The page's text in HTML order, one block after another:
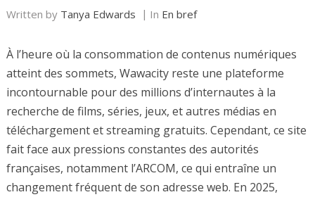
Written by Tanya Edwards In En bref
À l’heure où la consommation de contenus numériques
atteint des sommets, Wawacity reste une plateforme
incontournable pour des millions d’internautes à la
recherche de films, séries, jeux, et autres médias en
téléchargement et streaming gratuits. Cependant, ce site
fait face aux pressions constantes des autorités
françaises, notamment l’ARCOM, ce qui entraîne un
changement fréquent de son adresse web. En 2025,